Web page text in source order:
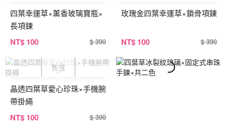
四葉幸運草×薰香玻璃寶瓶×
長項鍊
NT$ 100 $ 390
玫瑰金四葉幸運草×鎖骨項鍊
NT$ 100 $ 390
晶透四葉草愛心珍珠×手機腕
帶掛繩
NT$ 100 $ 390